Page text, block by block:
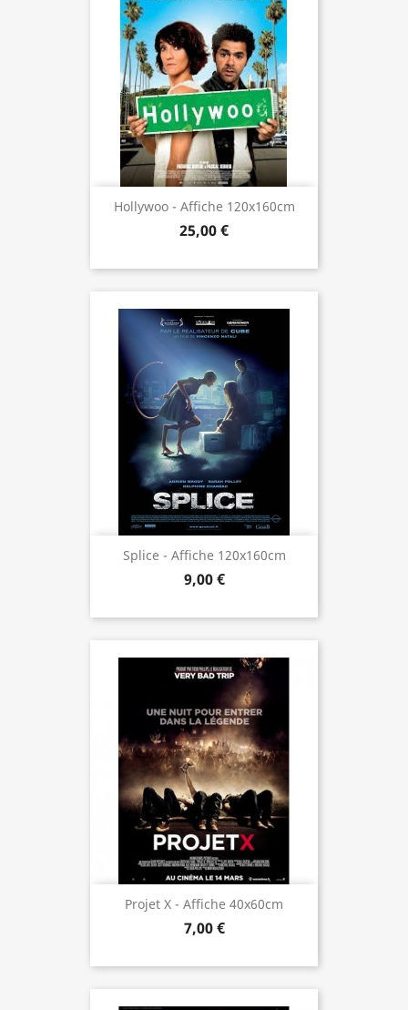
Hollywoo - Affiche 120x160cm
25,00 €
Splice - Affiche 120x160cm
9,00 €
Projet X - Affiche 40x60cm
7,00 €